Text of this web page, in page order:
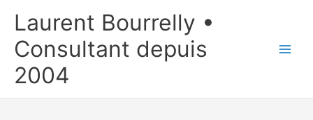
Laurent Bourrelly •
Consultant depuis
2004